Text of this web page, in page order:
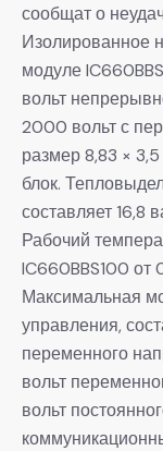
сообщат о
Изолированное
модуле
вольт
2000 вольт с
размер 8,83 ×
блок.
составляет 16,8
Рабочий
IC660BBS100 от
Максимальная
управления,
переменного
вольт
вольт